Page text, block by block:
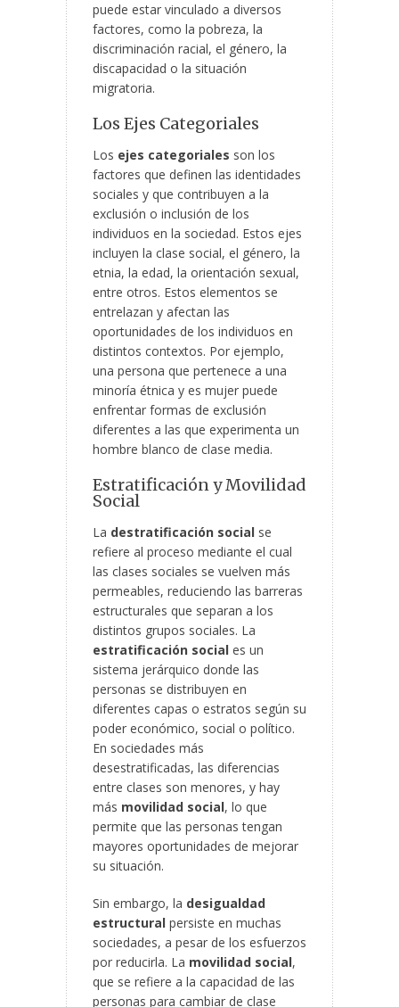
puede estar vinculado a diversos
factores, como la pobreza, la
discriminación racial, el género, la
discapacidad o la situación
migratoria.
Los Ejes Categoriales
Los ejes categoriales son los
factores que definen las identidades
sociales y que contribuyen a la
exclusión o inclusión de los
individuos en la sociedad. Estos ejes
incluyen la clase social, el género, la
etnia, la edad, la orientación sexual,
entre otros. Estos elementos se
entrelazan y afectan las
oportunidades de los individuos en
distintos contextos. Por ejemplo,
una persona que pertenece a una
minoría étnica y es mujer puede
enfrentar formas de exclusión
diferentes a las que experimenta un
hombre blanco de clase media.
Estratificación y Movilidad
Social
La destratificación social se
refiere al proceso mediante el cual
las clases sociales se vuelven más
permeables, reduciendo las barreras
estructurales que separan a los
distintos grupos sociales. La
estratificación social es un
sistema jerárquico donde las
personas se distribuyen en
diferentes capas o estratos según su
poder económico, social o político.
En sociedades más
desestratificadas, las diferencias
entre clases son menores, y hay
más movilidad social, lo que
permite que las personas tengan
mayores oportunidades de mejorar
su situación.
Sin embargo, la desigualdad
estructural persiste en muchas
sociedades, a pesar de los esfuerzos
por reducirla. La movilidad social,
que se refiere a la capacidad de las
personas para cambiar de clase